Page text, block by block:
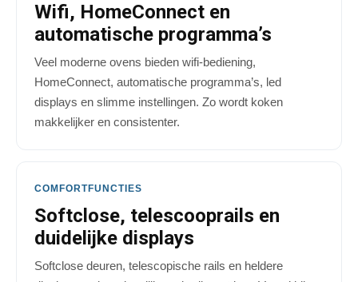
Wifi, HomeConnect en
automatische programma’s
Veel moderne ovens bieden wifi-bediening,
HomeConnect, automatische programma’s, led
displays en slimme instellingen. Zo wordt koken
makkelijker en consistenter.
COMFORTFUNCTIES
Softclose, telescooprails en
duidelijke displays
Softclose deuren, telescopische rails en heldere